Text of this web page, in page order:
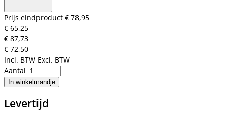
Prijs eindproduct € 78,95
€ 65,25
€ 87,73
€ 72,50
Incl. BTW Excl. BTW
Aantal
In winkelmandje
Levertijd